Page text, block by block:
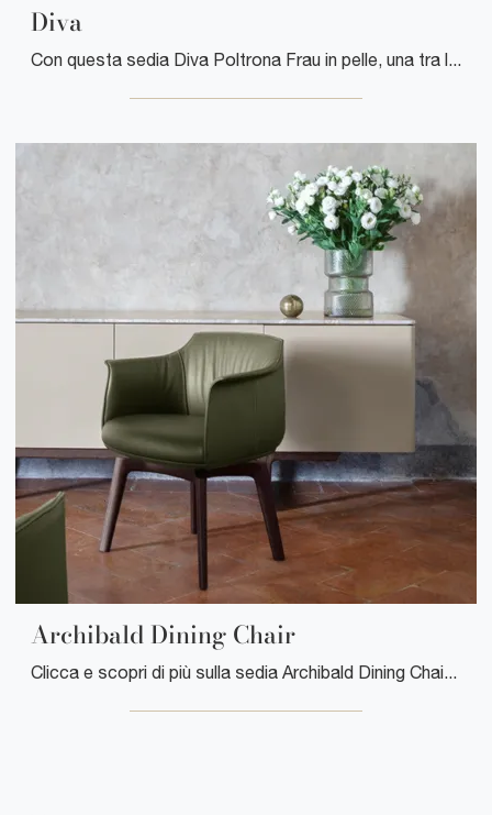
Diva
Con questa sedia Diva Poltrona Frau in pelle, una tra le nostre sedute fisse moderne, potrai impreziosire i tuoi interni.
Archibald Dining Chair
Clicca e scopri di più sulla sedia Archibald Dining Chair di Poltrona Frau in pelle: le più originali Sedie fisse moderne ti aspettano.